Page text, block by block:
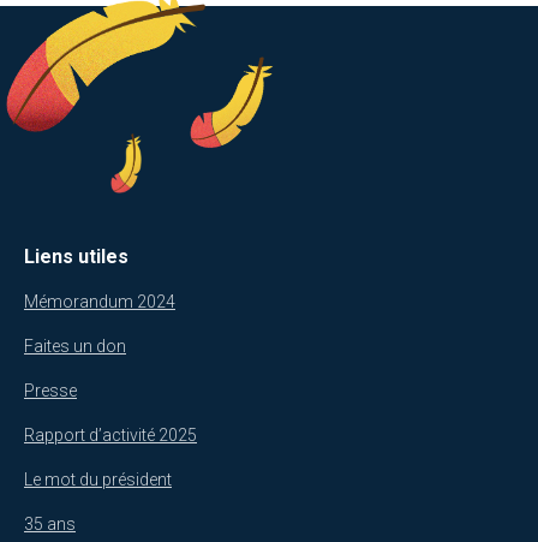
Liens utiles
Mémorandum 2024
Faites un don
Presse
Rapport d’activité 2025
Le mot du président
35 ans